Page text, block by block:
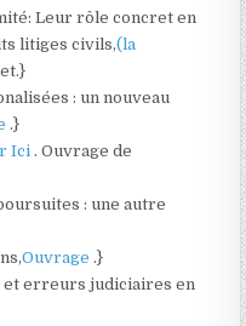
Leur rôle concret en
litiges civils,(la
: un nouveau
.}
Ici . Ouvrage de
: une autre
Ouvrage .}
et erreurs judiciaires en